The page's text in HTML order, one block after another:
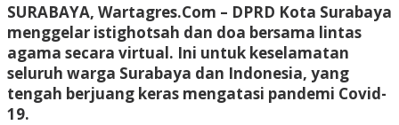
SURABAYA, Wartagres.Com – DPRD Kota Surabaya
menggelar istighotsah dan doa bersama lintas
agama secara virtual. Ini untuk keselamatan
seluruh warga Surabaya dan Indonesia, yang
tengah berjuang keras mengatasi pandemi Covid-
19.